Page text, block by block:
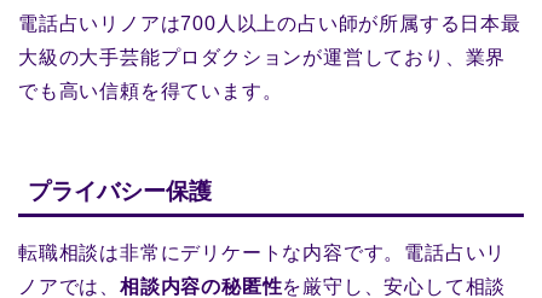
電話占いリノアは700人以上の占い師が所属する日本最
大級の大手芸能プロダクションが運営しており、業界
でも高い信頼を得ています。
プライバシー保護
転職相談は非常にデリケートな内容です。電話占いリ
ノアでは、 相談内容の秘匿性を厳守し、安心して相談